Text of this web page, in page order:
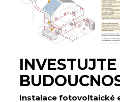
Instalace fotovoltaické